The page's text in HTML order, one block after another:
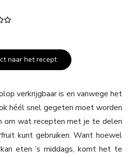
naar het recept
verkrijgbaar is en vanwege het
héél snel gegeten moet worden
om wat recepten met je te delen
kunt gebruiken. Want hoewel
eten ’s middags, komt het te